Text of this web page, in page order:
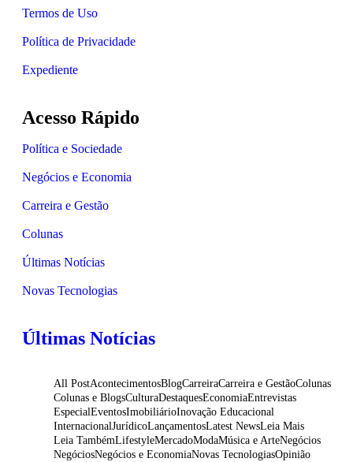
Termos de Uso
Política de Privacidade
Expediente
Acesso Rápido
Política e Sociedade
Negócios e Economia
Carreira e Gestão
Colunas
Últimas Notícias
Novas Tecnologias
Últimas Notícias
All PostAcontecimentosBlogCarreiraCarreira e GestãoColunas
Colunas e BlogsCulturaDestaquesEconomiaEntrevistas
EspecialEventosImobiliárioInovação Educacional
InternacionalJurídicoLançamentosLatest NewsLeia Mais
Leia TambémLifestyleMercadoModaMúsica e ArteNegócios
NegóciosNegócios e EconomiaNovas TecnologiasOpinião